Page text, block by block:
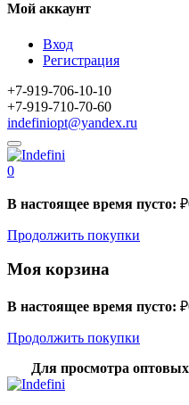
Мой аккаунт
Вход
Регистрация
+7-919-706-10-10
+7-919-710-70-60
indefiniopt@yandex.ru
0
В настоящее время пусто: ₽
Продолжить покупки
Моя корзина
В настоящее время пусто: ₽
Продолжить покупки
Для просмотра оптовых